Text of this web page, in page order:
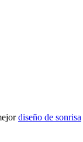
diseño de sonrisa